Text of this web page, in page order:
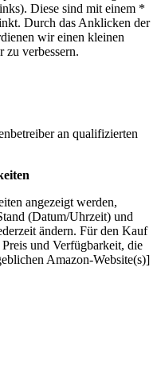
Diese sind mit einem *
Durch das Anklicken der
wir einen kleinen
zu verbessern.
an qualifizierten
angezeigt werden,
(Datum/Uhrzeit) und
ändern. Für den Kauf
und Verfügbarkeit, die
Amazon-Website(s)]